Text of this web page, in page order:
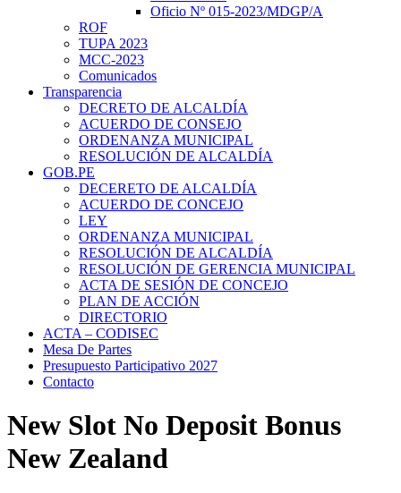
Oficio Nº 015-2023/MDGP/A
ROF
TUPA 2023
MCC-2023
Comunicados
Transparencia
DECRETO DE ALCALDÍA
ACUERDO DE CONSEJO
ORDENANZA MUNICIPAL
RESOLUCIÓN DE ALCALDÍA
GOB.PE
DECERETO DE ALCALDÍA
ACUERDO DE CONCEJO
LEY
ORDENANZA MUNICIPAL
RESOLUCIÓN DE ALCALDÍA
RESOLUCIÓN DE GERENCIA MUNICIPAL
ACTA DE SESIÓN DE CONCEJO
PLAN DE ACCIÓN
DIRECTORIO
ACTA – CODISEC
Mesa De Partes
Presupuesto Participativo 2027
Contacto
New Slot No Deposit Bonus
New Zealand